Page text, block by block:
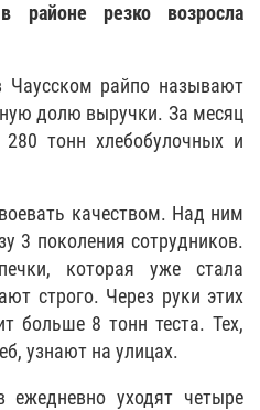
резко возросла
Чаусском райпо называют
долю выручки. За месяц
тонн хлебобулочных и
качеством. Над ним
3 поколения сотрудников.
которая уже стала
строго. Через руки этих
больше 8 тонн теста. Тех,
узнают на улицах.
уходят четыре